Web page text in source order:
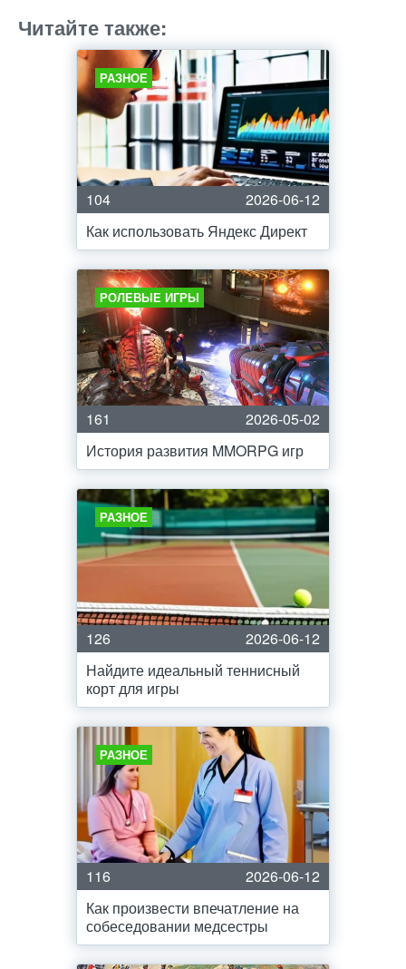
Читайте также:
РАЗНОЕ
104
2026-06-12
Как использовать Яндекс Директ
РОЛЕВЫЕ ИГРЫ
161
2026-05-02
История развития MMORPG игр
РАЗНОЕ
126
2026-06-12
Найдите идеальный теннисный
корт для игры
РАЗНОЕ
116
2026-06-12
Как произвести впечатление на
собеседовании медсестры